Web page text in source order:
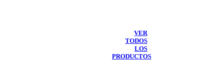
VER
TODOS
LOS
PRODUCTOS